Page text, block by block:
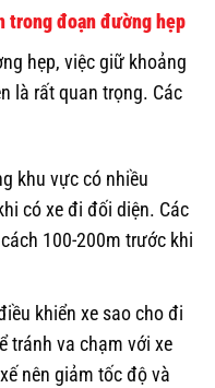
trong đoạn đường hẹp
hẹp, việc giữ khoảng
là rất quan trọng. Các
khu vực có nhiều
có xe đi đối diện. Các
100-200m trước khi
khiển xe sao cho đi
tránh va chạm với xe
nên giảm tốc độ và